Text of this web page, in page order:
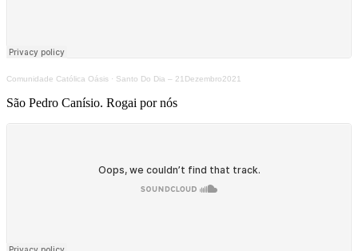
Comunidade Católica Oásis · Santo Do Dia – 21Dezembro2021
São Pedro Canísio. Rogai por nós